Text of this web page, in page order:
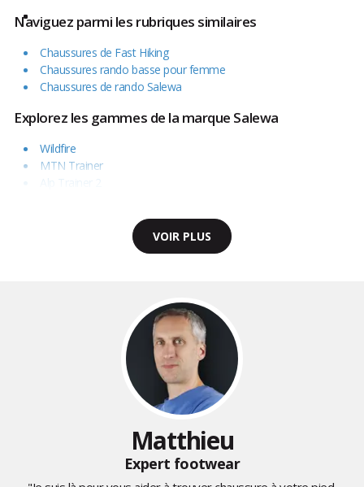
Naviguez parmi les rubriques similaires
Chaussures de Fast Hiking
Chaussures rando basse pour femme
Chaussures de rando Salewa
Explorez les gammes de la marque Salewa
Wildfire
MTN Trainer
Alp Trainer 2
VOIR PLUS
Matthieu
Expert footwear